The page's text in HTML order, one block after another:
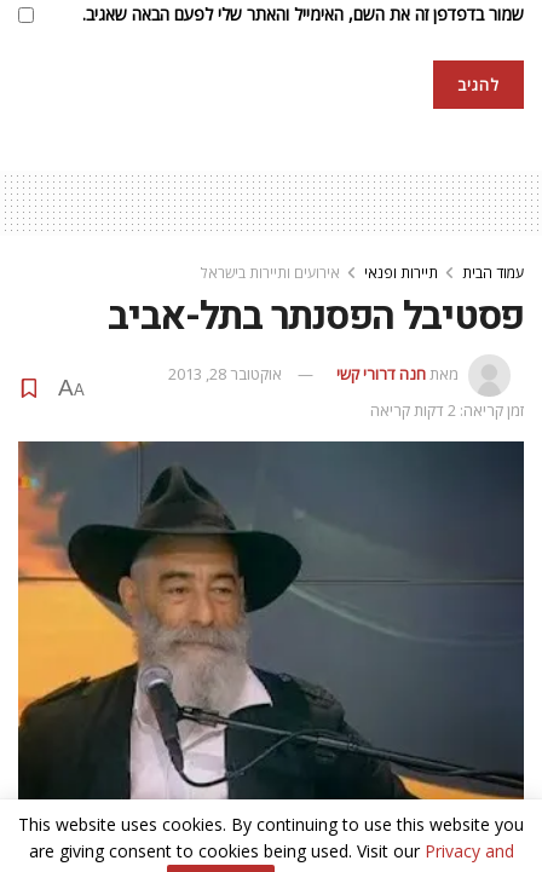
שמור בדפדפן זה את השם, האימייל והאתר שלי לפעם הבאה שאגיב.
עמוד הבית תיירות ופנאי אירועים ותיירות בישראל
פסטיבל הפסנתר בתל-אביב
מאתחנה דרורי קשי
אוקטובר 28, 2013
זמן קריאה: 2 דקות קריאה
A
A
This website uses cookies. By continuing to use this website you
are giving consent to cookies being used. Visit our Privacy and